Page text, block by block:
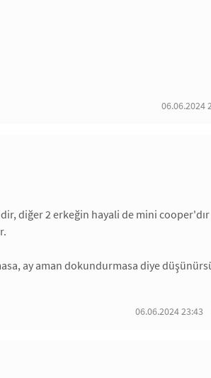
06.06.2024
diğer 2 erkeğin hayali de mini
ay aman dokundurmasa diye
06.06.2024 23:43